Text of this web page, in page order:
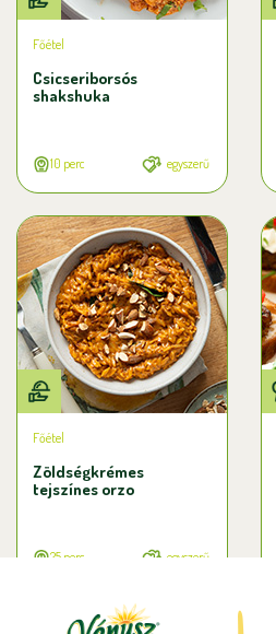
Főétel
Csicseriborsós
shakshuka
10 perc egyszerű
Főétel
Zöldségkrémes
tejszínes orzo
25 perc egyszerű